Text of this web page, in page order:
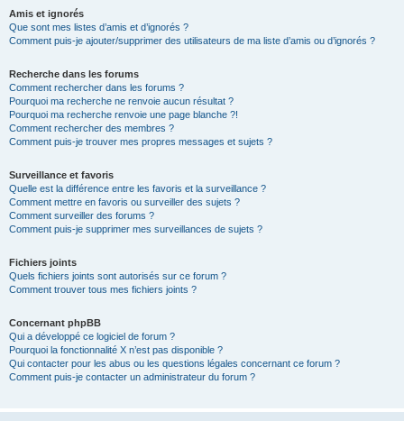
Amis et ignorés
Que sont mes listes d’amis et d’ignorés ?
Comment puis-je ajouter/supprimer des utilisateurs de ma liste d’amis ou d’ignorés ?
Recherche dans les forums
Comment rechercher dans les forums ?
Pourquoi ma recherche ne renvoie aucun résultat ?
Pourquoi ma recherche renvoie une page blanche ?!
Comment rechercher des membres ?
Comment puis-je trouver mes propres messages et sujets ?
Surveillance et favoris
Quelle est la différence entre les favoris et la surveillance ?
Comment mettre en favoris ou surveiller des sujets ?
Comment surveiller des forums ?
Comment puis-je supprimer mes surveillances de sujets ?
Fichiers joints
Quels fichiers joints sont autorisés sur ce forum ?
Comment trouver tous mes fichiers joints ?
Concernant phpBB
Qui a développé ce logiciel de forum ?
Pourquoi la fonctionnalité X n’est pas disponible ?
Qui contacter pour les abus ou les questions légales concernant ce forum ?
Comment puis-je contacter un administrateur du forum ?